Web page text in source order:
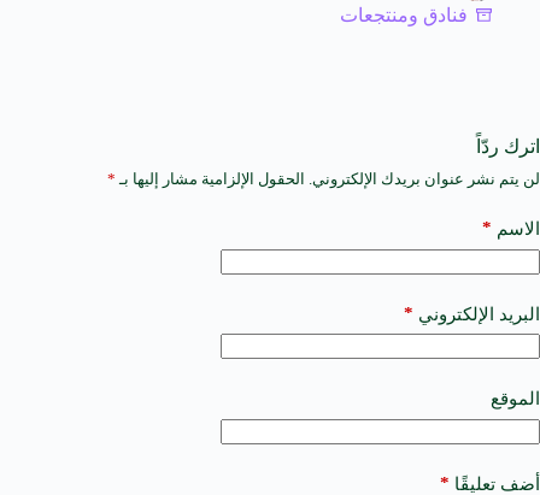
فنادق ومنتجعات
اترك ردّاً
لن يتم نشر عنوان بريدك الإلكتروني. الحقول الإلزامية مشار إليها بـ *
الاسم *
البريد الإلكتروني *
الموقع
أضف تعليقًا *
A
t
e
a
t
i
e
: